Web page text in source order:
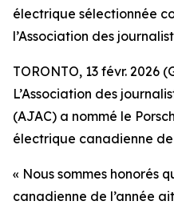
électrique sélectionnée
l’Association des
TORONTO, 13 févr. 2026
L’Association des
(AJAC) a nommé le
électrique canadienne de
« Nous sommes honorés
canadienne de l’année